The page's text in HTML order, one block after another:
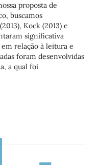
proposta de
buscamos
Kock (2013) e
significativa
relação à leitura e
foram desenvolvidas
a qual foi